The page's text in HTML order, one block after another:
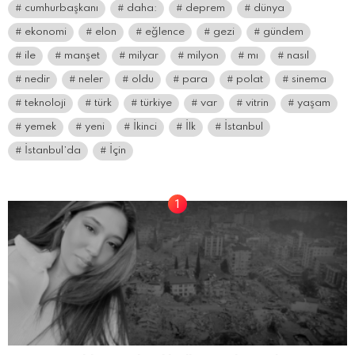
cumhurbaşkanı daha: deprem dünya
ekonomi elon eğlence gezi gündem
ile manşet milyar milyon mı nasıl
nedir neler oldu para polat sinema
teknoloji türk türkiye var vitrin yaşam
yemek yeni İkinci İlk İstanbul
İstanbul’da İçin